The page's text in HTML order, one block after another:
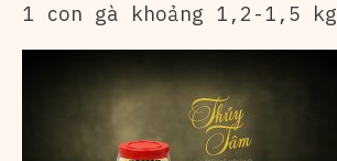
1 con gà khoảng 1,2-1,5 kg